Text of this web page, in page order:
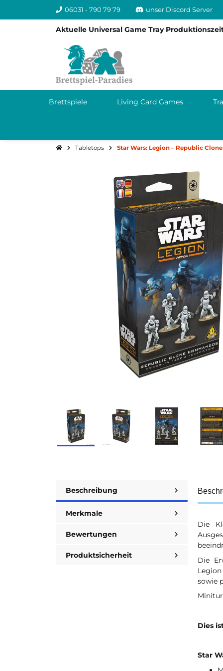
06031 - 790 79 79 unser Discord Server
Aktuelle Universal Game Tray
Brettspiele Living Card Games
Tabletops Star Wars: Legion – Republic
Beschreibung
Merkmale
Bewertungen
Produktsicherheit
Die
Die
sowie
Dies
Star